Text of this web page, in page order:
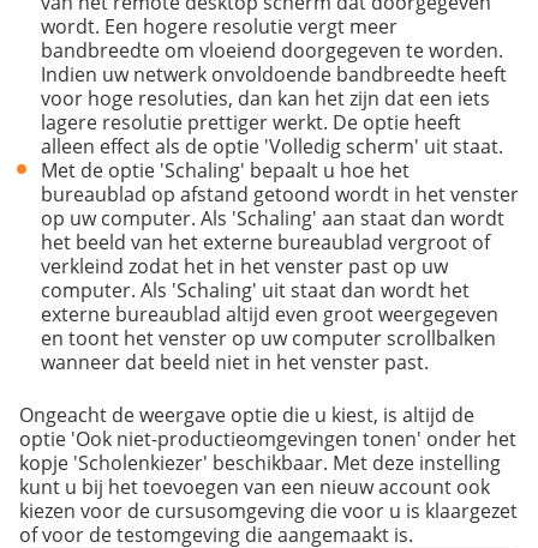
wordt. Een hogere resolutie vergt meer
bandbreedte om vloeiend doorgegeven te worden.
Indien uw netwerk onvoldoende bandbreedte heeft
voor hoge resoluties, dan kan het zijn dat een iets
lagere resolutie prettiger werkt. De optie heeft
alleen effect als de optie 'Volledig scherm' uit staat.
Met de optie 'Schaling' bepaalt u hoe het
bureaublad op afstand getoond wordt in het venster
op uw computer. Als 'Schaling' aan staat dan wordt
het beeld van het externe bureaublad vergroot of
verkleind zodat het in het venster past op uw
computer. Als 'Schaling' uit staat dan wordt het
externe bureaublad altijd even groot weergegeven
en toont het venster op uw computer scrollbalken
wanneer dat beeld niet in het venster past.
Ongeacht de weergave optie die u kiest, is altijd de
optie 'Ook niet-productieomgevingen tonen' onder het
kopje 'Scholenkiezer' beschikbaar. Met deze instelling
kunt u bij het toevoegen van een nieuw account ook
kiezen voor de cursusomgeving die voor u is klaargezet
of voor de testomgeving die aangemaakt is.